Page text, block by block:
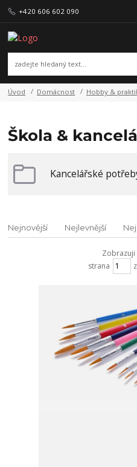
+420 606 602 090
Úvod Domácnost Hobby &
Škola &
Kancelářské
Nejnovější Nejlevnější
Zobrazuji
strana